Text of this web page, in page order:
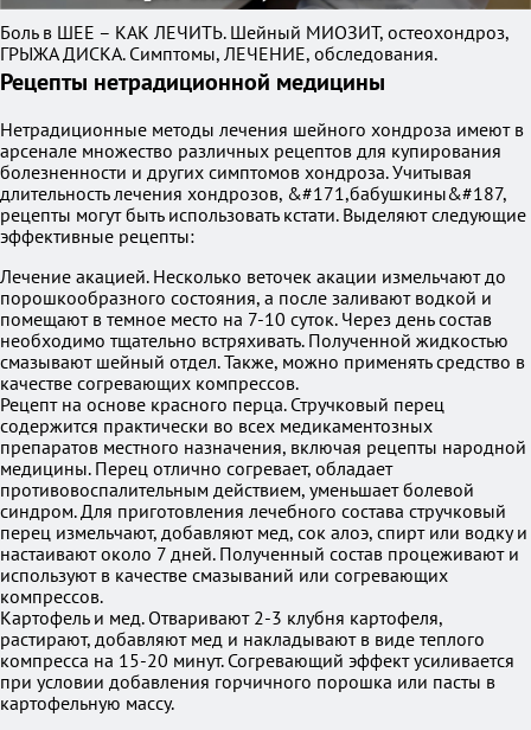
Боль в ШЕЕ – КАК ЛЕЧИТЬ. Шейный МИОЗИТ, остеохондроз,
ГРЫЖА ДИСКА. Симптомы, ЛЕЧЕНИЕ, обследования.
Рецепты нетрадиционной медицины
Нетрадиционные методы лечения шейного хондроза имеют в
арсенале множество различных рецептов для купирования
болезненности и других симптомов хондроза. Учитывая
длительность лечения хондрозов, &#171,бабушкины&#187,
рецепты могут быть использовать кстати. Выделяют следующие
эффективные рецепты:
Лечение акацией. Несколько веточек акации измельчают до
порошкообразного состояния, а после заливают водкой и
помещают в темное место на 7-10 суток. Через день состав
необходимо тщательно встряхивать. Полученной жидкостью
смазывают шейный отдел. Также, можно применять средство в
качестве согревающих компрессов.
Рецепт на основе красного перца. Стручковый перец
содержится практически во всех медикаментозных
препаратов местного назначения, включая рецепты народной
медицины. Перец отлично согревает, обладает
противовоспалительным действием, уменьшает болевой
синдром. Для приготовления лечебного состава стручковый
перец измельчают, добавляют мед, сок алоэ, спирт или водку и
настаивают около 7 дней. Полученный состав процеживают и
используют в качестве смазываний или согревающих
компрессов.
Картофель и мед. Отваривают 2-3 клубня картофеля,
растирают, добавляют мед и накладывают в виде теплого
компресса на 15-20 минут. Согревающий эффект усиливается
при условии добавления горчичного порошка или пасты в
картофельную массу.